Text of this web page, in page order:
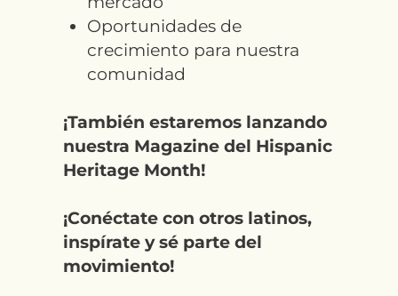
Oportunidades de
crecimiento para nuestra
comunidad
¡También estaremos lanzando
nuestra Magazine del Hispanic
Heritage Month!
¡Conéctate con otros latinos,
inspírate y sé parte del
movimiento!